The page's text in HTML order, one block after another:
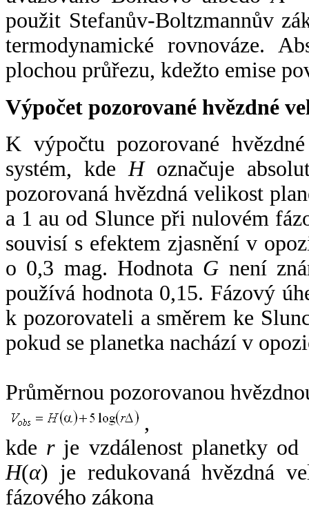
použit Stefanův-Boltzmannův
termodynamické rovnováze.
plochou průřezu, kdežto emise
Výpočet pozorované hvězdné
K výpočtu pozorované
systém, kde Hoznačuje
pozorovaná hvězdná velikost
a 1 au od Slunce při nulovém
souvisí s efektem zjasnění v
o 0,3 mag. Hodnota G není
používá hodnota 0,15. Fázový
k pozorovateli a směrem ke
pokud se planetka nachází v
Průměrnou pozorovanou
,
kde rje vzdálenost planetky od
H(α) je redukovaná hvězdná
fázového zákona